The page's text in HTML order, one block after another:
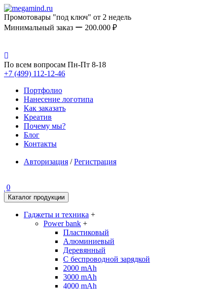
Промотовары "под ключ" от 2 недель
Минимальный заказ ー 200.000 ₽
По всем вопросам Пн-Пт 8-18
+7 (499) 112-12-46
Портфолио
Нанесение логотипа
Как заказать
Креатив
Почему мы?
Блог
Контакты
Авторизация /Регистрация
0
Каталог продукции
Гаджеты и техника +
Power bank +
Пластиковый
Алюминиевый
Деревянный
С беспроводной зарядкой
2000 mAh
3000 mAh
4000 mAh